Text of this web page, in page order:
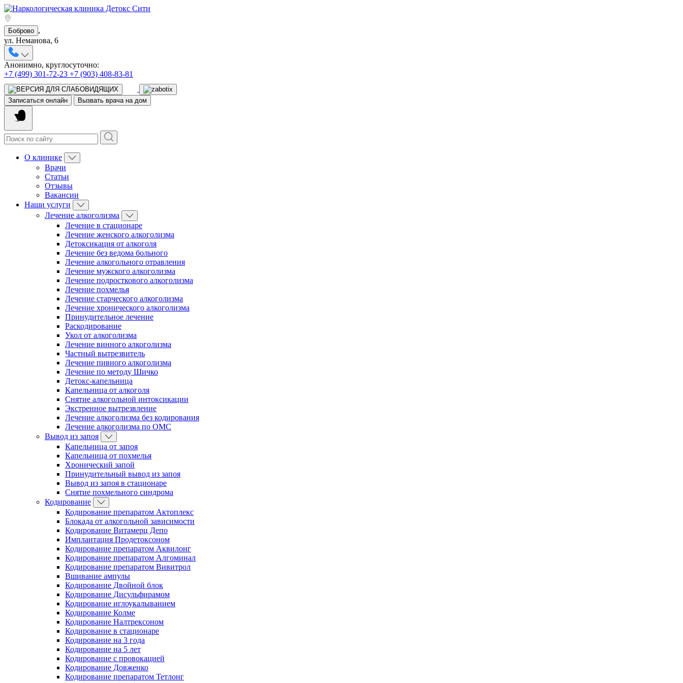
Боброво ,
ул. Неманова, 6
Анонимно, круглосуточно:
+7 (499) 301-72-23 +7 (903) 408-83-81
Записаться онлайн Вызвать врача на дом
О клинике
Врачи
Статьи
Отзывы
Вакансии
Наши услуги
Лечение алкоголизма
Лечение в стационаре
Лечение женского алкоголизма
Детоксикация от алкоголя
Лечение без ведома больного
Лечение алкогольного отравления
Лечение мужского алкоголизма
Лечение подросткового алкоголизма
Лечение похмелья
Лечение старческого алкоголизма
Лечение хронического алкоголизма
Принудительное лечение
Раскодирование
Укол от алкоголизма
Лечение винного алкоголизма
Частный вытрезвитель
Лечение пивного алкоголизма
Лечение по методу Шичко
Детокс-капельница
Капельница от алкоголя
Снятие алкогольной интоксикации
Экстренное вытрезвление
Лечение алкоголизма без кодирования
Лечение алкоголизма по ОМС
Вывод из запоя
Капельница от запоя
Капельница от похмелья
Хронический запой
Принудительный вывод из запоя
Вывод из запоя в стационаре
Снятие похмельного синдрома
Кодирование
Кодирование препаратом Актоплекс
Блокада от алкогольной зависимости
Кодирование Витамерц Депо
Имплантация Продетоксоном
Кодирование препаратом Аквилонг
Кодирование препаратом Алгоминал
Кодирование препаратом Вивитрол
Вшивание ампулы
Кодирование Двойной блок
Кодирование Дисульфирамом
Кодирование иглоукалыванием
Кодирование Колме
Кодирование Налтрексоном
Кодирование в стационаре
Кодирование на 3 года
Кодирование на 5 лет
Кодирование с провокацией
Кодирование Довженко
Кодирование препаратом Тетлонг